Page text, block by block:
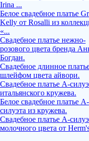
Irina ...
Белое свадебное платье
Kelly от Rosalli из
«...
Свадебное платье нежно-
розового цвета бренда
Богдан.
Свадебное длинное
шлейфом цвета айвори.
Свадебное платье А-
итальянского кружева.
Белое свадебное платье А-
силуэта из кружева.
Свадебное платье А-
молочного цвета от